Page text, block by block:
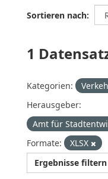
Sortieren nach
1
Kategorien:
Herausgeber:
Amt für
Formate:
XLSX
Ergebnisse filtern